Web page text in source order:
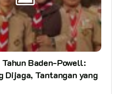
Baden-Powell:
Dijaga, Tantangan yang